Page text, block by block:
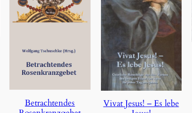
Betrachtendes
Vivat Jesus! – Es lebe